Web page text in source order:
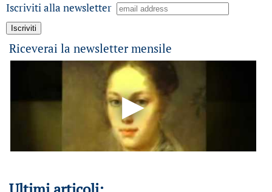
Iscriviti alla newsletter
Riceverai la newsletter mensile